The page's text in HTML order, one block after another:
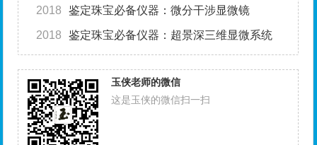
2018 鉴定珠宝必备仪器：微分干涉显微镜
2018 鉴定珠宝必备仪器：超景深三维显微系统
玉侠老师的微信
这是玉侠的微信扫一扫